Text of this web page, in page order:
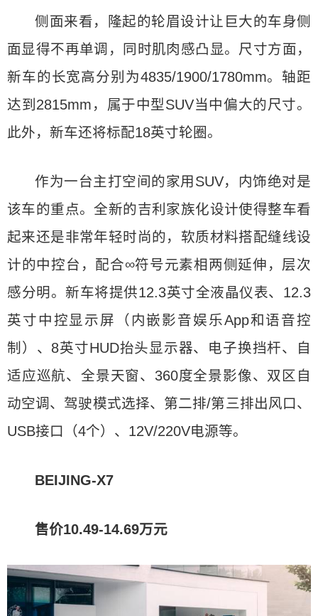
侧面来看，隆起的轮眉设计让巨大的车身侧
面显得不再单调，同时肌肉感凸显。尺寸方面，
新车的长宽高分别为4835/1900/1780mm。轴距
达到2815mm，属于中型SUV当中偏大的尺寸。
此外，新车还将标配18英寸轮圈。
作为一台主打空间的家用SUV，内饰绝对是
该车的重点。全新的吉利家族化设计使得整车看
起来还是非常年轻时尚的，软质材料搭配缝线设
计的中控台，配合∞符号元素相两侧延伸，层次
感分明。新车将提供12.3英寸全液晶仪表、12.3
英寸中控显示屏（内嵌影音娱乐App和语音控
制）、8英寸HUD抬头显示器、电子换挡杆、自
适应巡航、全景天窗、360度全景影像、双区自
动空调、驾驶模式选择、第二排/第三排出风口、
USB接口（4个）、12V/220V电源等。
BEIJING-X7
售价10.49-14.69万元